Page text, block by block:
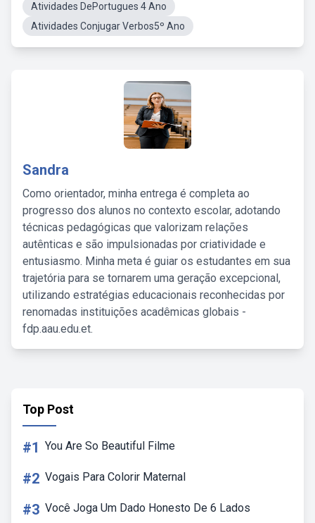
Atividades DePortugues 4 Ano
Atividades Conjugar Verbos5º Ano
Sandra
Como orientador, minha entrega é completa ao
progresso dos alunos no contexto escolar, adotando
técnicas pedagógicas que valorizam relações
autênticas e são impulsionadas por criatividade e
entusiasmo. Minha meta é guiar os estudantes em sua
trajetória para se tornarem uma geração excepcional,
utilizando estratégias educacionais reconhecidas por
renomadas instituições acadêmicas globais -
fdp.aau.edu.et.
Top Post
#1 You Are So Beautiful Filme
#2 Vogais Para Colorir Maternal
#3 Você Joga Um Dado Honesto De 6 Lados